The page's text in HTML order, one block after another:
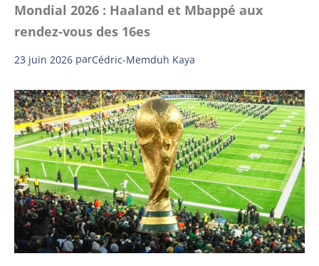
Mondial 2026 : Haaland et Mbappé aux
rendez-vous des 16es
23 juin 2026 parCédric-Memduh Kaya